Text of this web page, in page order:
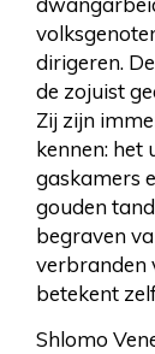
dirigeren.
de zojuist
Zij zijn
kennen: het
gaskamers
gouden
begraven
verbranden
betekent
Shlomo